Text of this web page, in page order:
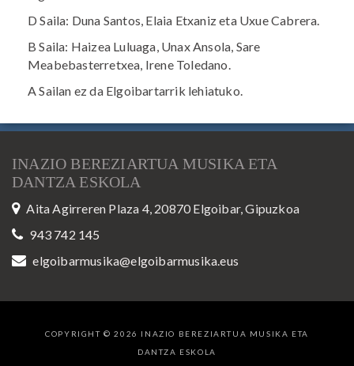
D Saila: Duna Santos, Elaia Etxaniz eta Uxue Cabrera.
B Saila: Haizea Luluaga, Unax Ansola, Sare
Meabebasterretxea, Irene Toledano.
A Sailan ez da Elgoibartarrik lehiatuko.
INAZIO BEREZIARTUA MUSIKA ETA
DANTZA ESKOLA
Aita Agirreren Plaza 4, 20870 Elgoibar, Gipuzkoa
943 742 145
elgoibarmusika@elgoibarmusika.eus
COPYRIGHT © 2026 INAZIO BEREZIARTUA MUSIKA ETA
DANTZA ESKOLA